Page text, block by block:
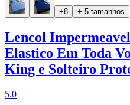
+8 + 5 tamanhos
Lencol
Elastico Em Toda
King e Solteiro
5.0